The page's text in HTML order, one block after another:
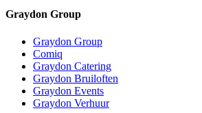
Graydon Group
Graydon Group
Comiq
Graydon Catering
Graydon Bruiloften
Graydon Events
Graydon Verhuur